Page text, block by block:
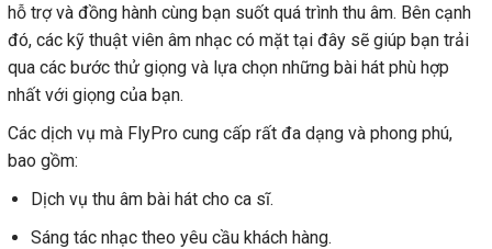
hỗ trợ và đồng hành cùng bạn suốt quá trình thu âm. Bên cạnh
đó, các kỹ thuật viên âm nhạc có mặt tại đây sẽ giúp bạn trải
qua các bước thử giọng và lựa chọn những bài hát phù hợp
nhất với giọng của bạn.
Các dịch vụ mà FlyPro cung cấp rất đa dạng và phong phú,
bao gồm:
Dịch vụ thu âm bài hát cho ca sĩ.
Sáng tác nhạc theo yêu cầu khách hàng.